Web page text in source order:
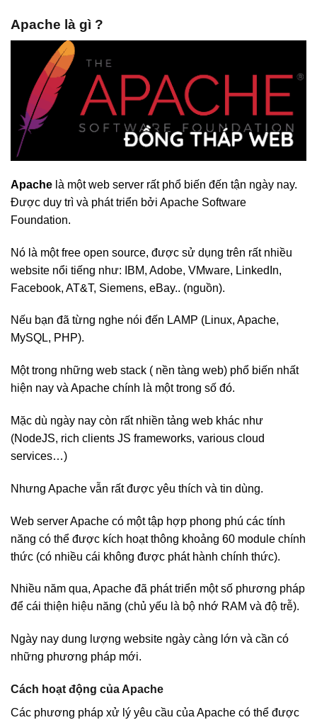
Apache là gì ?
Apache là một web server rất phổ biến đến tận ngày nay.
Được duy trì và phát triển bởi Apache Software
Foundation.
Nó là một free open source, được sử dụng trên rất nhiều
website nổi tiếng như: IBM, Adobe, VMware, LinkedIn,
Facebook, AT&T, Siemens, eBay.. (nguồn).
Nếu bạn đã từng nghe nói đến LAMP (Linux, Apache,
MySQL, PHP).
Một trong những web stack ( nền tàng web) phổ biến nhất
hiện nay và Apache chính là một trong số đó.
Mặc dù ngày nay còn rất nhiền tảng web khác như
(NodeJS, rich clients JS frameworks, various cloud
services…)
Nhưng Apache vẫn rất được yêu thích và tin dùng.
Web server Apache có một tập hợp phong phú các tính
năng có thể được kích hoạt thông khoảng 60 module chính
thức (có nhiều cái không được phát hành chính thức).
Nhiều năm qua, Apache đã phát triển một số phương pháp
để cái thiện hiệu năng (chủ yếu là bộ nhớ RAM và độ trễ).
Ngày nay dung lượng website ngày càng lớn và cần có
những phương pháp mới.
Cách hoạt động của Apache
Các phương pháp xử lý yêu cầu của Apache có thể được